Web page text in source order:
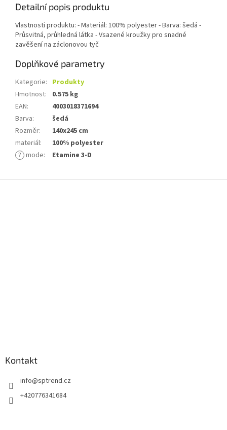
Detailní popis produktu
Vlastnosti produktu: - Materiál: 100% polyester - Barva: šedá -
Průsvitná, průhledná látka - Vsazené kroužky pro snadné
zavěšení na záclonovou tyč
Doplňkové parametry
Kategorie: Produkty
Hmotnost:
0.575 kg
EAN:
4003018371694
Barva:
šedá
Rozměr:
140x245 cm
materiál:
100% polyester
? mode: Etamine 3-D
Kontakt
info@sptrend.cz
+420776341684